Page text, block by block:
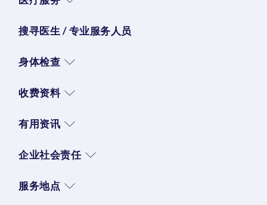
搜寻医生 / 专业服务人员
身体检查
收费资料
有用资讯
企业社会责任
服务地点